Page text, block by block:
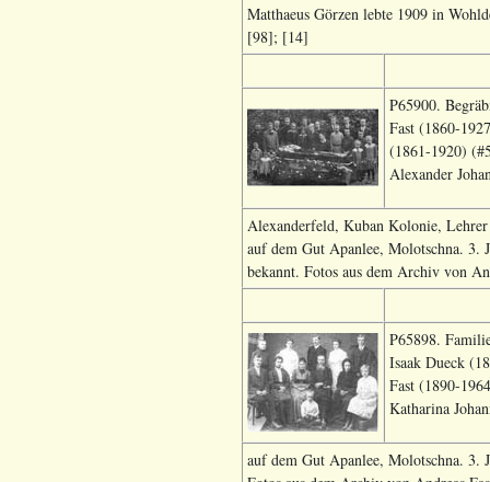
Matthaeus Görzen lebte 1909 in
[98]; [14]
P65900.
Fast (1860-
(1861-1920)
Alexander
Alexanderfeld, Kuban Kolonie,
auf dem Gut Apanlee, Molotschna. 3.
bekannt. Fotos aus dem Archiv von
P65898.
Isaak Dueck
Fast (1890-
Katharina
auf dem Gut Apanlee, Molotschna. 3.